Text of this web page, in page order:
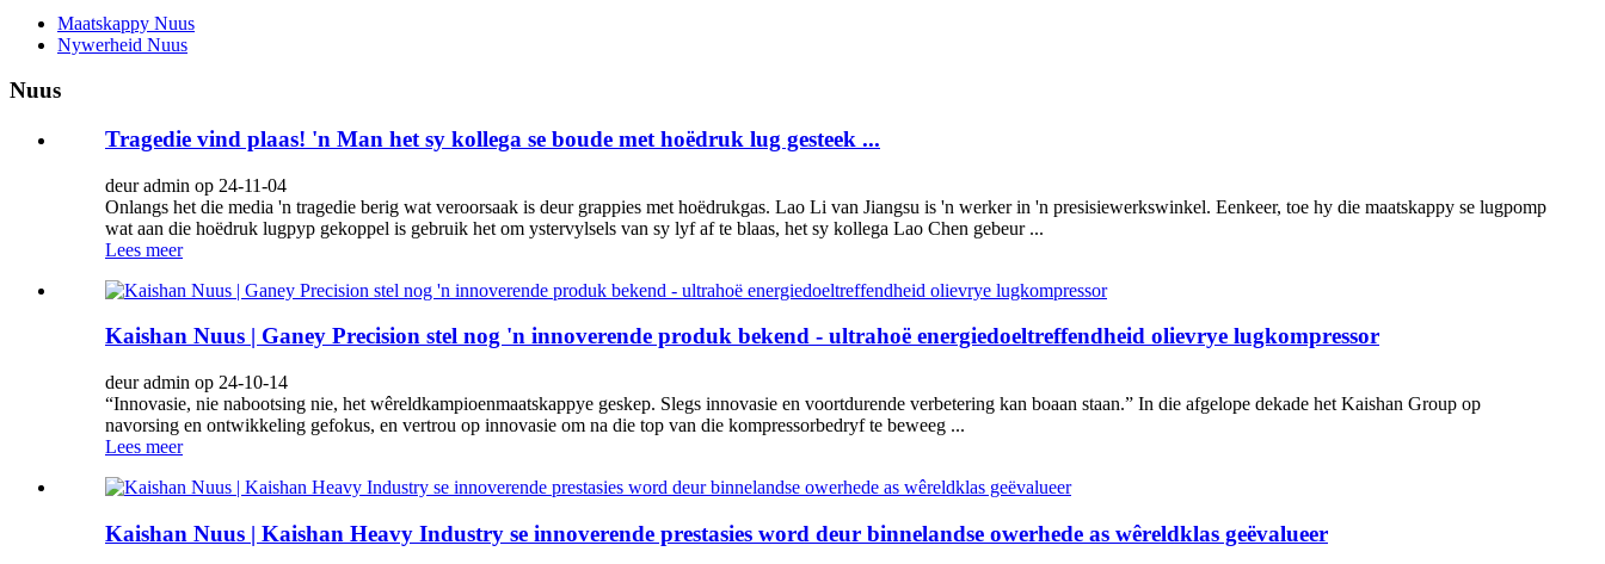
Maatskappy Nuus
Nywerheid Nuus
Nuus
Tragedie vind plaas! 'n Man het sy kollega se boude met hoëdruk lug gesteek ...
deur admin op 24-11-04
Onlangs het die media 'n tragedie berig wat veroorsaak is deur grappies met hoëdrukgas. Lao Li van Jiangsu is 'n werker in 'n presisiewerkswinkel. Eenkeer, toe hy die maatskappy se lugpomp
wat aan die hoëdruk lugpyp gekoppel is gebruik het om ystervylsels van sy lyf af te blaas, het sy kollega Lao Chen gebeur ...
Lees meer
Kaishan Nuus | Ganey Precision stel nog 'n innoverende produk bekend - ultrahoë energiedoeltreffendheid olievrye lugkompressor
deur admin op 24-10-14
“Innovasie, nie nabootsing nie, het wêreldkampioenmaatskappye geskep. Slegs innovasie en voortdurende verbetering kan boaan staan.” In die afgelope dekade het Kaishan Group op
navorsing en ontwikkeling gefokus, en vertrou op innovasie om na die top van die kompressorbedryf te beweeg ...
Lees meer
Kaishan Nuus | Kaishan Heavy Industry se innoverende prestasies word deur binnelandse owerhede as wêreldklas geëvalueer